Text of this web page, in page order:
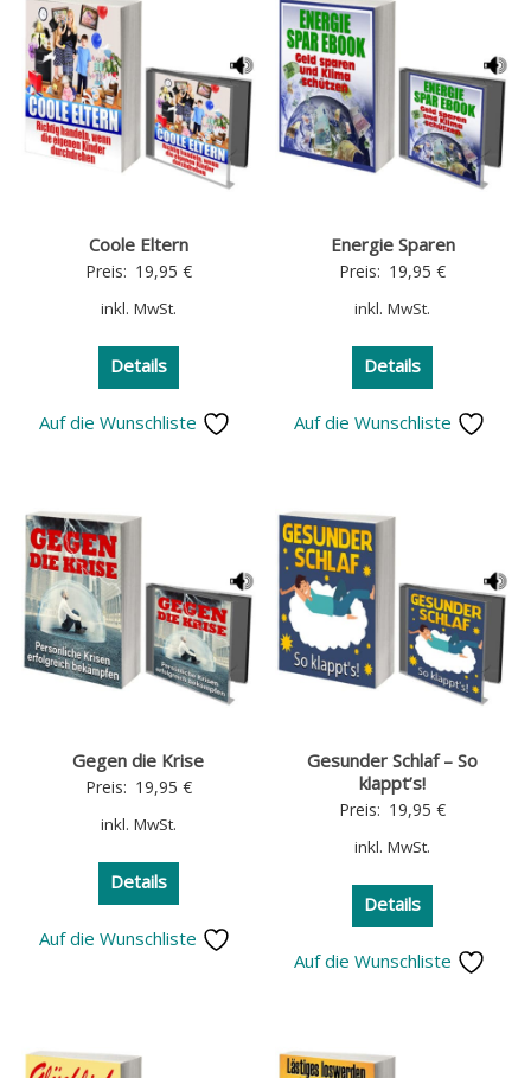
Coole Eltern
Preis: 19,95 €
inkl. MwSt.
Details
Auf die Wunschliste
Energie Sparen
Preis: 19,95€
inkl. MwSt.
Details
Auf die Wunschliste
Gegen die Krise
Preis: 19,95 €
inkl. MwSt.
Details
Auf die Wunschliste
Gesunder Schlaf – So
klappt’s!
Preis: 19,95€
inkl. MwSt.
Details
Auf die Wunschliste